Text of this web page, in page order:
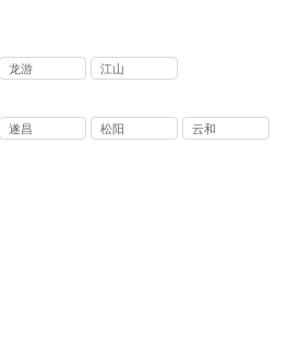
龙游 江山
遂昌 松阳 云和